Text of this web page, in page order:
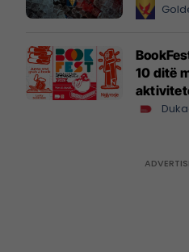
10 ditë
lexues